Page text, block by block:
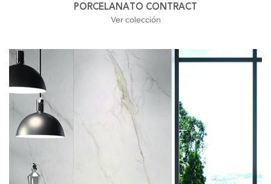
PORCELANATO CONTRACT
Ver colección